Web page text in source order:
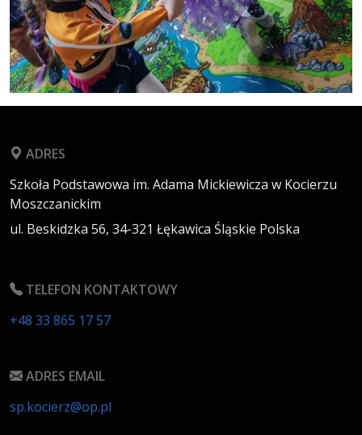
ADRES
Szkoła Podstawowa im. Adama Mickiewicza w Kocierzu
Moszczanickim
ul. Beskidzka 56, 34-321 Łękawica Śląskie Polska
TELEFON KONTAKTOWY
+48 33 865 17 57
ADRES EMAIL
sp.kocierz@op.pl